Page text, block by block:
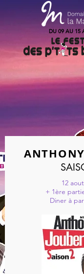
DU 09 AU 15
12
+ 1ère
Diner à